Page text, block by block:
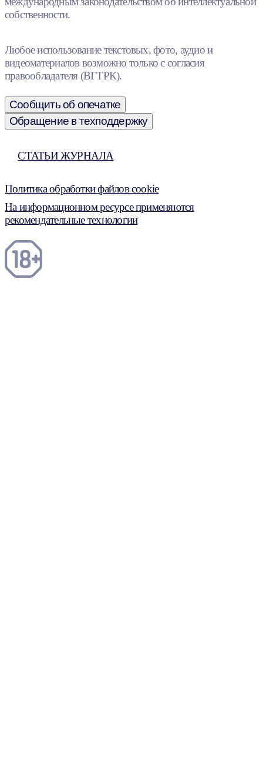
собственности.
Любое использование текстовых, фото, аудио и
видеоматериалов возможно только с согласия
правообладателя (ВГТРК).
Сообщить об опечатке
Обращение в техподдержку
СТАТЬИ ЖУРНАЛА
Политика обработки файлов cookie
На информационном ресурсе применяются
рекомендательные технологии